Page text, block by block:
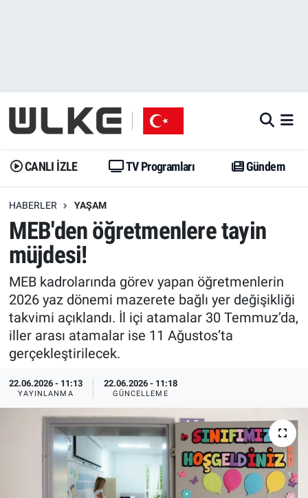
CANLI İZLE TV Programları Gündem
HABERLER YAŞAM
MEB'den öğretmenlere tayin
müjdesi!
MEB kadrolarında görev yapan öğretmenlerin
2026 yaz dönemi mazerete bağlı yer değişikliği
takvimi açıklandı. İl içi atamalar 30 Temmuz’da,
iller arası atamalar ise 11 Ağustos’ta
gerçekleştirilecek.
22.06.2026 - 11:13
YAYINLANMA
22.06.2026 - 11:18
GÜNCELLEME
Gündem
Dünya
Erişim Bilgileri
Ekonomi
Trend
Özel Haberler
Gündem
Trend
Erişim Bilgileri
Spor
Ekonomi
Dünya
Kadın
Erişim Bilgileri
İstanbul Namaz Vakitleri
Trafik Durumu
Erişim Bilgileri
Tüm Manşetler
Son Dakika Haberleri
Haber Arşivi